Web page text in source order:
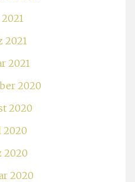
2021
2021
2020
2020
2020
2020
2020